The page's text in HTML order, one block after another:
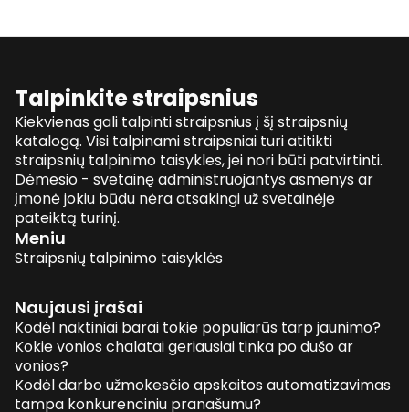
Talpinkite straipsnius
Kiekvienas gali talpinti straipsnius į šį straipsnių
katalogą. Visi talpinami straipsniai turi atitikti
straipsnių talpinimo taisykles, jei nori būti patvirtinti.
Dėmesio - svetainę administruojantys asmenys ar
įmonė jokiu būdu nėra atsakingi už svetainėje
pateiktą turinį.
Meniu
Straipsnių talpinimo taisyklės
Naujausi įrašai
Kodėl naktiniai barai tokie populiarūs tarp jaunimo?
Kokie vonios chalatai geriausiai tinka po dušo ar
vonios?
Kodėl darbo užmokesčio apskaitos automatizavimas
tampa konkurenciniu pranašumu?